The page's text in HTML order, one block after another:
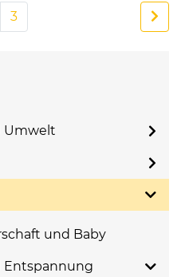
3
Umwelt
und Baby
Entspannung